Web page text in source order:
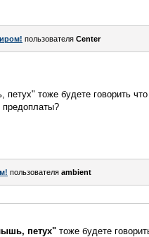
пользователя Center
тоже будете говорить что
предоплаты?
пользователя аmbient
петух" тоже будете